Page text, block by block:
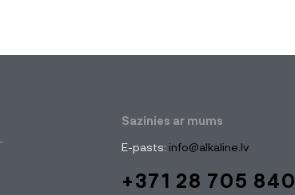
Sazinies ar mums
E-pasts: info@alkaline.lv
+371 28 705 840